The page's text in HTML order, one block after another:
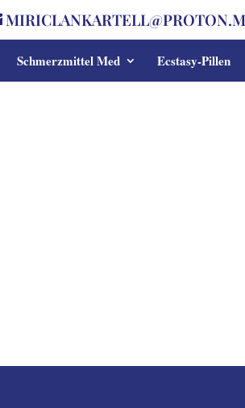
Schmerzmittel Med Ecstasy-Pillen